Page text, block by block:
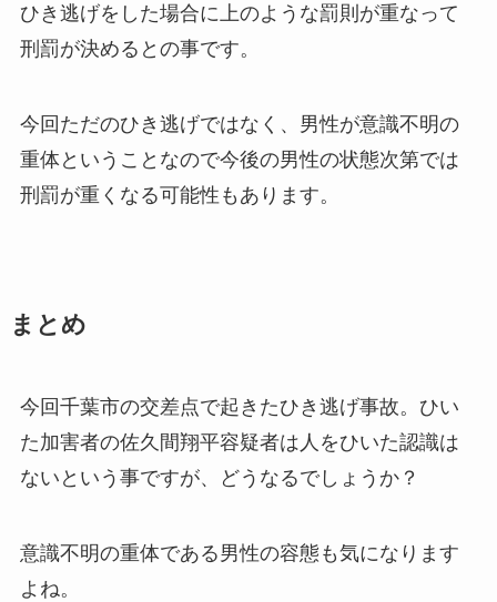
ひき逃げをした場合に上のような罰則が重なって
刑罰が決めるとの事です。
今回ただのひき逃げではなく、男性が意識不明の
重体ということなので今後の男性の状態次第では
刑罰が重くなる可能性もあります。
まとめ
今回千葉市の交差点で起きたひき逃げ事故。ひい
た加害者の佐久間翔平容疑者は人をひいた認識は
ないという事ですが、どうなるでしょうか？
意識不明の重体である男性の容態も気になります
よね。